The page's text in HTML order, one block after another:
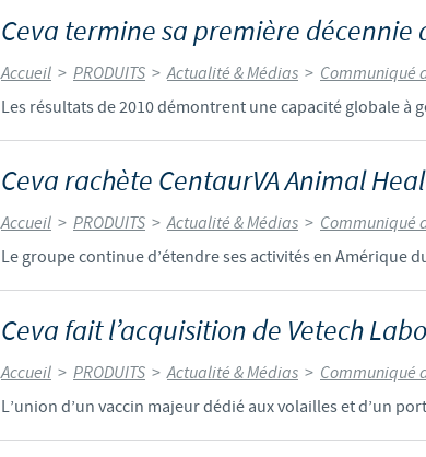
Ceva termine sa première décennie
Accueil > PRODUITS > Actualité & Médias > Communiqué
Les résultats de 2010 démontrent une capacité globale à
Ceva rachète CentaurVA Animal
Accueil > PRODUITS > Actualité & Médias > Communiqué
Le groupe continue d’étendre ses activités en Amérique
Ceva fait l’acquisition de Vetech
Accueil > PRODUITS > Actualité & Médias > Communiqué
L’union d’un vaccin majeur dédié aux volailles et d’un